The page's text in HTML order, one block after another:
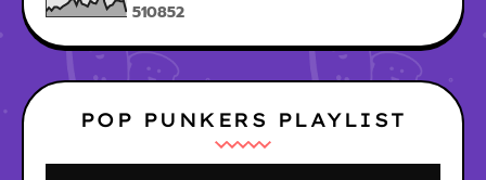
510852
POP PUNKERS PLAYLIST